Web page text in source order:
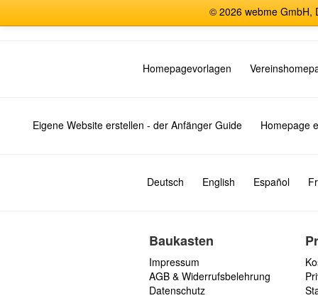
© 2026 webme GmbH,
Homepagevorlagen
Eigene Website erstellen - der Anfänger Guide Homepage
Deutsch English Español
Baukasten
Impressum
AGB & Widerrufsbelehrung
Datenschutz